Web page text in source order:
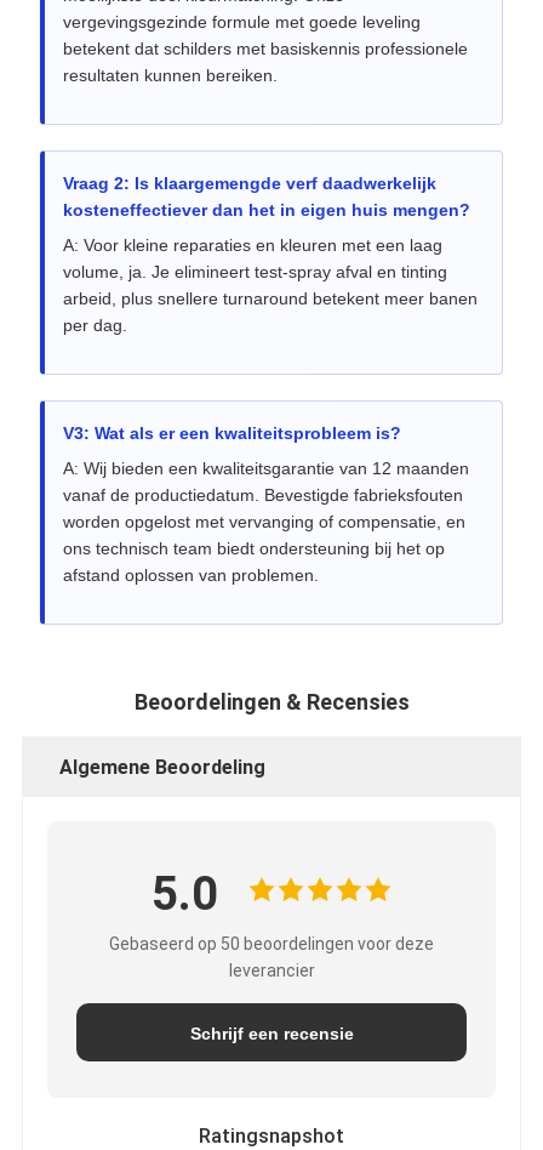
vergevingsgezinde formule met goede leveling
betekent dat schilders met basiskennis professionele
resultaten kunnen bereiken.
Vraag 2: Is klaargemengde verf daadwerkelijk
kosteneffectiever dan het in eigen huis mengen?
A: Voor kleine reparaties en kleuren met een laag
volume, ja. Je elimineert test-spray afval en tinting
arbeid, plus snellere turnaround betekent meer banen
per dag.
V3: Wat als er een kwaliteitsprobleem is?
A: Wij bieden een kwaliteitsgarantie van 12 maanden
vanaf de productiedatum. Bevestigde fabrieksfouten
worden opgelost met vervanging of compensatie, en
ons technisch team biedt ondersteuning bij het op
afstand oplossen van problemen.
Beoordelingen & Recensies
Algemene Beoordeling
5.0
Gebaseerd op 50 beoordelingen voor deze
leverancier
Schrijf een recensie
Ratingsnapshot